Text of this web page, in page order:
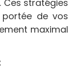
Ces stratégies
de vos
maximal